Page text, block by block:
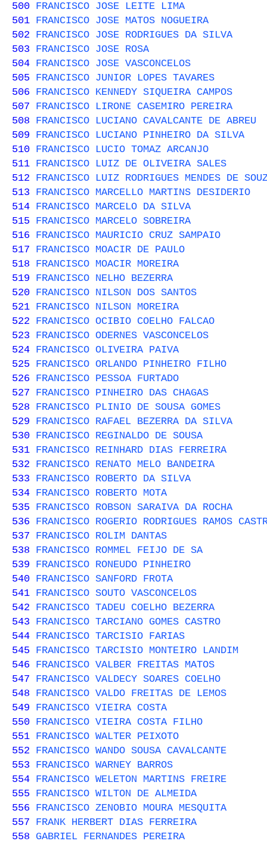
500 FRANCISCO JOSE LEITE LIMA
501 FRANCISCO JOSE MATOS NOGUEIRA
502 FRANCISCO JOSE RODRIGUES DA SILVA
503 FRANCISCO JOSE ROSA
504 FRANCISCO JOSE VASCONCELOS
505 FRANCISCO JUNIOR LOPES TAVARES
506 FRANCISCO KENNEDY SIQUEIRA CAMPOS
507 FRANCISCO LIRONE CASEMIRO PEREIRA
508 FRANCISCO LUCIANO CAVALCANTE DE ABREU
509 FRANCISCO LUCIANO PINHEIRO DA SILVA
510 FRANCISCO LUCIO TOMAZ ARCANJO
511 FRANCISCO LUIZ DE OLIVEIRA SALES
512 FRANCISCO LUIZ RODRIGUES MENDES DE
513 FRANCISCO MARCELLO MARTINS DESIDERIO
514 FRANCISCO MARCELO DA SILVA
515 FRANCISCO MARCELO SOBREIRA
516 FRANCISCO MAURICIO CRUZ SAMPAIO
517 FRANCISCO MOACIR DE PAULO
518 FRANCISCO MOACIR MOREIRA
519 FRANCISCO NELHO BEZERRA
520 FRANCISCO NILSON DOS SANTOS
521 FRANCISCO NILSON MOREIRA
522 FRANCISCO OCIBIO COELHO FALCAO
523 FRANCISCO ODERNES VASCONCELOS
524 FRANCISCO OLIVEIRA PAIVA
525 FRANCISCO ORLANDO PINHEIRO FILHO
526 FRANCISCO PESSOA FURTADO
527 FRANCISCO PINHEIRO DAS CHAGAS
528 FRANCISCO PLINIO DE SOUSA GOMES
529 FRANCISCO RAFAEL BEZERRA DA SILVA
530 FRANCISCO REGINALDO DE SOUSA
531 FRANCISCO REINHARD DIAS FERREIRA
532 FRANCISCO RENATO MELO BANDEIRA
533 FRANCISCO ROBERTO DA SILVA
534 FRANCISCO ROBERTO MOTA
535 FRANCISCO ROBSON SARAIVA DA ROCHA
536 FRANCISCO ROGERIO RODRIGUES RAMOS
537 FRANCISCO ROLIM DANTAS
538 FRANCISCO ROMMEL FEIJO DE SA
539 FRANCISCO RONEUDO PINHEIRO
540 FRANCISCO SANFORD FROTA
541 FRANCISCO SOUTO VASCONCELOS
542 FRANCISCO TADEU COELHO BEZERRA
543 FRANCISCO TARCIANO GOMES CASTRO
544 FRANCISCO TARCISIO FARIAS
545 FRANCISCO TARCISIO MONTEIRO LANDIM
546 FRANCISCO VALBER FREITAS MATOS
547 FRANCISCO VALDECY SOARES COELHO
548 FRANCISCO VALDO FREITAS DE LEMOS
549 FRANCISCO VIEIRA COSTA
550 FRANCISCO VIEIRA COSTA FILHO
551 FRANCISCO WALTER PEIXOTO
552 FRANCISCO WANDO SOUSA CAVALCANTE
553 FRANCISCO WARNEY BARROS
554 FRANCISCO WELETON MARTINS FREIRE
555 FRANCISCO WILTON DE ALMEIDA
556 FRANCISCO ZENOBIO MOURA MESQUITA
557 FRANK HERBERT DIAS FERREIRA
558 GABRIEL FERNANDES PEREIRA